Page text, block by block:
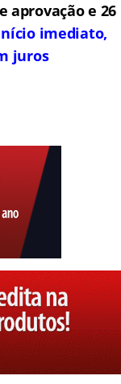
aprovação e 26
imediato,
juros